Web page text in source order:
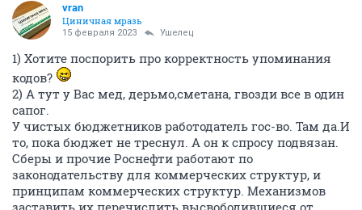
vran
Циничная мразь
15 февраля 2023 Ушелец
1) Хотите поспорить про корректность упоминания
кодов?
2) А тут у Вас мед, дерьмо,сметана, гвозди все в один
сапог.
У чистых бюджетников работодатель гос-во. Там да.И
то, пока бюджет не треснул. А он к спросу подвязан.
Сберы и прочие Роснефти работают по
законодательству для коммерческих структур, и
принципам коммерческих структур. Механизмов
заставить их перечислить высвободившиеся от